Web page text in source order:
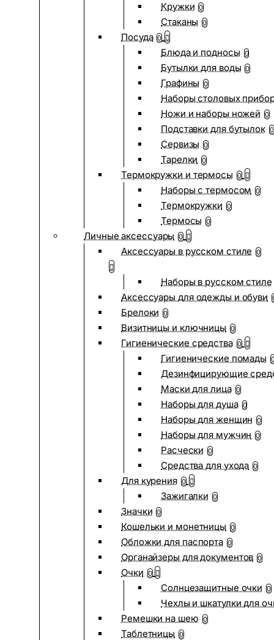
Кружки 0
Стаканы 0
Посуда 0
Блюда и подносы 0
Бутылки для воды 0
Графины 0
Наборы столовых
Ножи и наборы ножей 0
Подставки для бутылок 0
Сервизы 0
Тарелки 0
Термокружки и термосы 0
Наборы с термосом 0
Термокружки 0
Термосы 0
Личные аксессуары 0
Аксессуары в русском стиле 0
Наборы в русском стиле
Аксессуары для одежды и обуви
Брелоки 0
Визитницы и ключницы 0
Гигиенические средства 0
Гигиенические помады
Дезинфицирующие
Маски для лица 0
Наборы для душа 0
Наборы для женщин 0
Наборы для мужчин 0
Расчески 0
Средства для ухода 0
Для курения 0
Зажигалки 0
Значки 0
Кошельки и монетницы 0
Обложки для паспорта 0
Органайзеры для документов 0
Очки 0
Солнцезащитные очки 0
Чехлы и шкатулки для
Ремешки на шею 0
Таблетницы 0